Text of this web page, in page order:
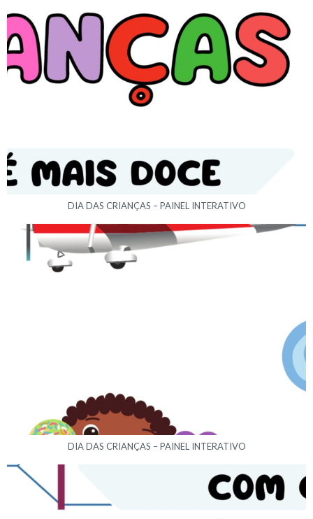
DIA DAS CRIANÇAS – PAINEL INTERATIVO
DIA DAS CRIANÇAS – PAINEL INTERATIVO